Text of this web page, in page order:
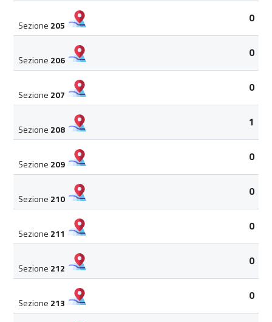
Sezione 205
0
Sezione 206
0
Sezione 207
0
Sezione 208
1
Sezione 209
0
Sezione 210
0
Sezione 211
0
Sezione 212
0
Sezione 213
0